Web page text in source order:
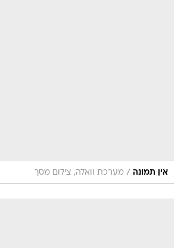
אין תמונה / מערכת וואלה, צילום מסך